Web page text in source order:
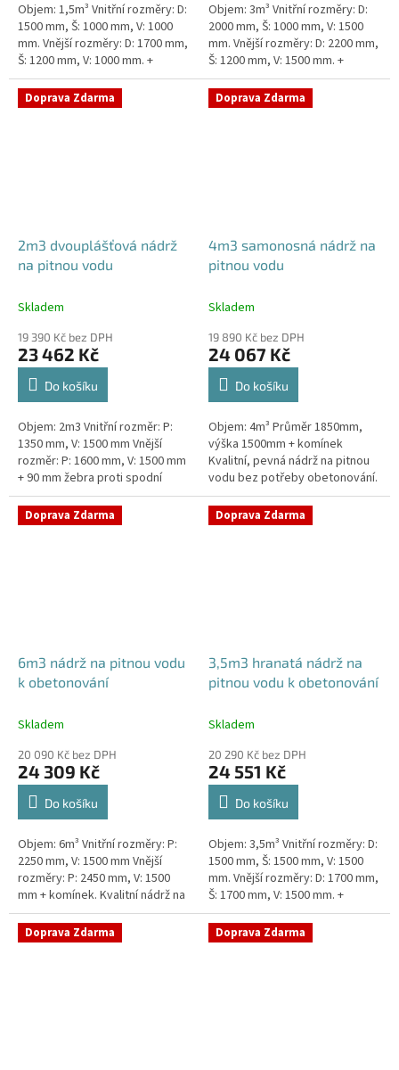
Objem: 1,5m³ Vnitřní rozměry: D:
1500 mm, Š: 1000 mm, V: 1000
mm. Vnější rozměry: D: 1700 mm,
Š: 1200 mm, V: 1000 mm. +
komínek Kvalitní, pevná nádrž na
pitnou vodu bez...
Objem: 3m³ Vnitřní rozměry: D:
2000 mm, Š: 1000 mm, V: 1500
mm. Vnější rozměry: D: 2200 mm,
Š: 1200 mm, V: 1500 mm. +
komínek. Kvalitní nádrž na
pitnou vodu pod...
Doprava Zdarma
2m3 dvouplášťová nádrž
na pitnou vodu
Skladem
19 390 Kč bez DPH
23 462 Kč
Do košíku
Objem: 2m3 Vnitřní rozměr: P:
1350 mm, V: 1500 mm Vnější
rozměr: P: 1600 mm, V: 1500 mm
+ 90 mm žebra proti spodní
vodě + komínek Kvalitní nádrž na
pitnou vodu do míst vysokou...
Doprava Zdarma
4m3 samonosná nádrž na
pitnou vodu
Skladem
19 890 Kč bez DPH
24 067 Kč
Do košíku
Objem: 4m³ Průměr 1850mm,
výška 1500mm + komínek
Kvalitní, pevná nádrž na pitnou
vodu bez potřeby obetonování.
Průměr a umístění všech
prostupů pro potrubí a hadice
specifikujte...
Doprava Zdarma
6m3 nádrž na pitnou vodu
k obetonování
Skladem
20 090 Kč bez DPH
24 309 Kč
Do košíku
Objem: 6m³ Vnitřní rozměry: P:
2250 mm, V: 1500 mm Vnější
rozměry: P: 2450 mm, V: 1500
mm + komínek. Kvalitní nádrž na
pitnou vodu pod parkovací
stání. Průměr a umístění všech...
Doprava Zdarma
3,5m3 hranatá nádrž na
pitnou vodu k obetonování
Skladem
20 290 Kč bez DPH
24 551 Kč
Do košíku
Objem: 3,5m³ Vnitřní rozměry: D:
1500 mm, Š: 1500 mm, V: 1500
mm. Vnější rozměry: D: 1700 mm,
Š: 1700 mm, V: 1500 mm. +
komínek Kvalitní nádrž na pitnou
vodu pod parkovací...
Doprava Zdarma Doprava Zdarma